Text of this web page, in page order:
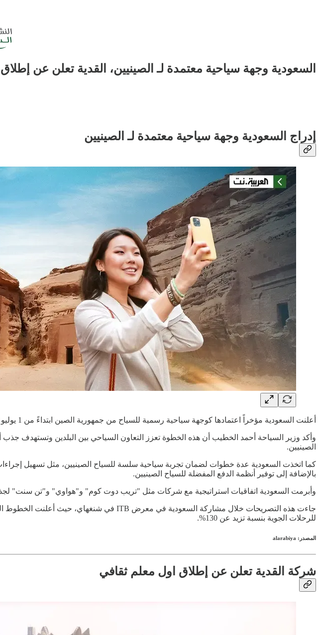
السعودية وجهة سياحية معتمدة لـ الصينيين، القدية تعلن عن
إدراج السعودية وجهة سياحية معتمدة لـ الصينيين
أعلنت السعودية مؤخراً اعتمادها كوجهة سياحية رسمية للسياح من جمهورية الصين ابتداءً من 1 يوليو 2024، بعد سلسلة من الاجتماعات ومذكرات التفاهم بين الجانبين.
الصينيين.
كما اتخذت السعودية عدة خطوات لضمان تجربة سياحية سلسة للسياح الصينيين، مثل تسهيل إجراءات
بالإضافة إلى توفير أنظمة الدفع المفضلة للسياح الصينيين.
وأبرمت السعودية اتفاقيات استراتيجية مع شركات مثل "تريب دوت كوم" و"هواوي" و"تن سنت"
للرحلات الجوية بنسبة تزيد عن 130%.
المصدر: alarabiya
شركة القدية تعلن عن إطلاق اول معلم ثقافي